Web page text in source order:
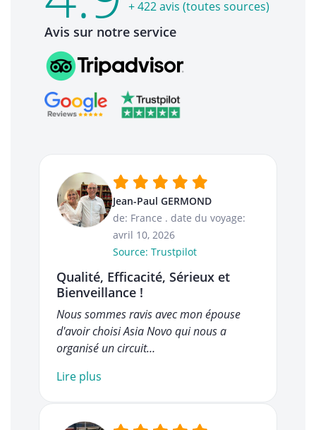
+ 422 avis (toutes sources)
Avis sur notre service
Jean-Paul GERMOND
de: France . date du voyage:
avril 10, 2026
Source: Trustpilot
Qualité, Efficacité, Sérieux et
Bienveillance !
Nous sommes ravis avec mon épouse
d'avoir choisi Asia Novo qui nous a
organisé un circuit…
Lire plus